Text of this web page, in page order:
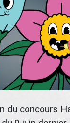
du concours